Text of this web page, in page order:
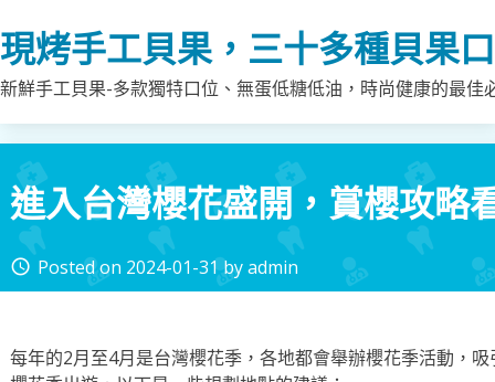
to
content
現烤手工貝果，三十多種貝果
新鮮手工貝果-多款獨特口位、無蛋低糖低油，時尚健康的最
進入台灣櫻花盛開，賞櫻攻略
access_time Posted on 2024-01-31byadmin
每年的2月至4月是台灣櫻花季，各地都會舉辦櫻花季活動，